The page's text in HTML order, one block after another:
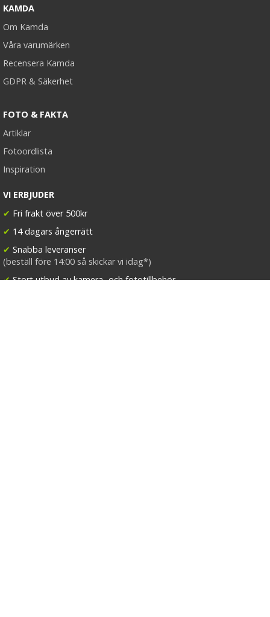
KAMDA
Om Kamda
Våra varumärken
Recensera Kamda
GDPR & Säkerhet
FOTO & FAKTA
Artiklar
Fotoordlista
Inspiration
VI ERBJUDER
✔ Fri frakt över 500kr
✔ 14 dagars ångerrätt
✔ Snabba leveranser
(beställ före 14:00 så skickar vi idag*)
✔Stort utbud av kamera- och fototillbehör